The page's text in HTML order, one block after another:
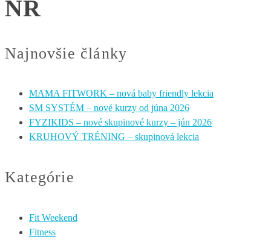
NR
Najnovšie články
MAMA FITWORK – nová baby friendly lekcia
SM SYSTÉM – nové kurzy od júna 2026
FYZIKIDS – nové skupinové kurzy – jún 2026
KRUHOVÝ TRÉNING – skupinová lekcia
Kategórie
Fit Weekend
Fitness